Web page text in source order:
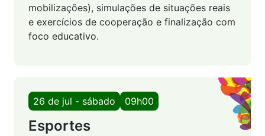
mobilizações), simulações de situações reais
e exercícios de cooperação e finalização com
foco educativo.
26 de jul - sábado 09h00
Esportes